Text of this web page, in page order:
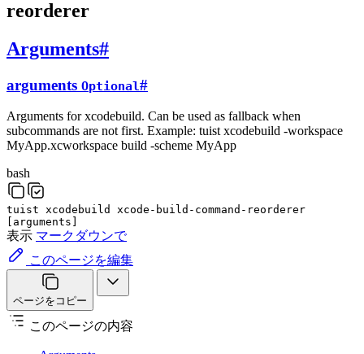
reorderer
Arguments#
arguments Optional#
Arguments for xcodebuild. Can be used as fallback when
subcommands are not first. Example: tuist xcodebuild -workspace
MyApp.xcworkspace build -scheme MyApp
bash
tuist xcodebuild
xcode-build-command-reorderer
arguments
表示 マークダウンで
このページを編集
ページをコピー
このページの内容